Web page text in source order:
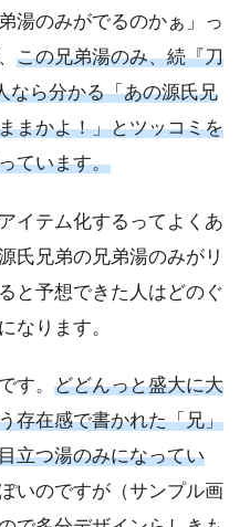
湯のみがでるのかぁ」っ
この兄弟湯のみ、続『刀
なら分かる「あの源氏兄
まかよ！」とツッコミを
ています。
イテム化するってよくあ
兄弟の兄弟湯のみがリ
と予想できた人はどのぐ
なります。
す。 どどんっと盛大に大
存在感で書かれた「兄」
立つ湯のみになってい
いのですが（サンプル画